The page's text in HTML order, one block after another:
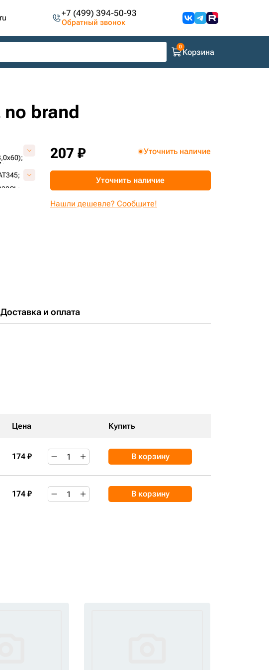
+7 (499) 394-50-93
Обратный звонок
Корзина
no brand
207 ₽ Уточнить наличие
Уточнить наличие
Нашли дешевле? Сообщите!
Доставка и оплата
Цена Купить
174 ₽ В корзину
174 ₽ В корзину